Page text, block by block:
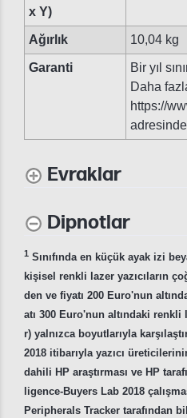
x Y)
Ağırlık 10,04 kg
Garanti
Bir yıl
Daha
https://
Evraklar
Dipnotlar
1 Sınıfında en küçük ayak izi
kişisel renkli lazer yazıcıların
den ve fiyatı 200 Euro'nun
atı 300 Euro'nun altındaki renkli
r) yalnızca boyutlarıyla
2018 itibarıyla yazıcı
dahili HP araştırması ve HP
ligence-Buyers Lab 2018
Peripherals Tracker tarafından